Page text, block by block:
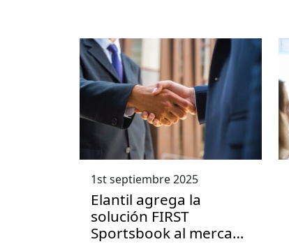
1st septiembre 2025
Elantil agrega la
solución FIRST
Sportsbook al mercado